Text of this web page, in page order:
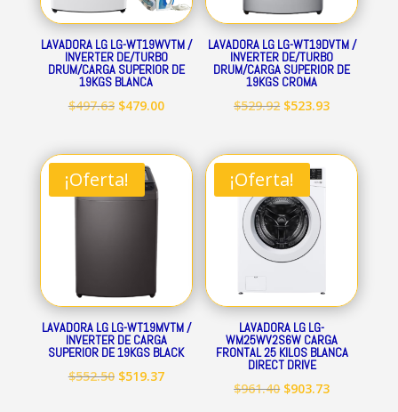
LAVADORA LG LG-WT19WVTM /
INVERTER DE/TURBO
DRUM/CARGA SUPERIOR DE
19KGS BLANCA
$497.63 El
original
era:
$497.63.
$479.00El
actual
LAVADORA LG LG-WT19DVTM /
INVERTER DE/TURBO
DRUM/CARGA SUPERIOR DE
19KGS CROMA
$529.92 El
original
era:
$529.92.
$523.93El
actual
¡Oferta!
LAVADORA LG LG-WT19MVTM /
INVERTER DE CARGA
SUPERIOR DE 19KGS BLACK
$552.50 El
$519.37El
¡Oferta!
LAVADORA LG LG-
WM25WV2S6W CARGA
FRONTAL 25 KILOS BLANCA
DIRECT DRIVE
$961.40 El
$903.73El